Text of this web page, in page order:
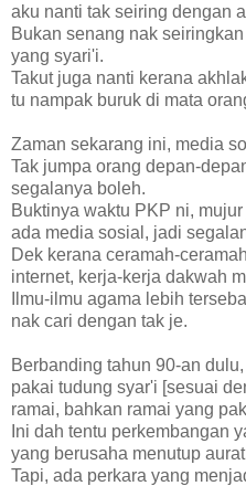
aku nanti tak seiring dengan
Bukan senang nak
yang syari'i.
Takut juga nanti kerana
tu nampak buruk di mata
Zaman sekarang ini, media
Tak jumpa orang depan-
segalanya boleh.
Buktinya waktu PKP ni,
ada media sosial, jadi
Dek kerana ceramah-
internet, kerja-kerja dakwah
Ilmu-ilmu agama lebih
nak cari dengan tak je.
Berbanding tahun 90-an
pakai tudung syar'i [sesuai
ramai, bahkan ramai yang
Ini dah tentu perkembangan
yang berusaha menutup
Tapi, ada perkara yang